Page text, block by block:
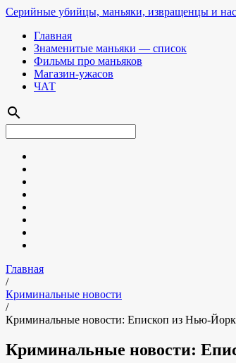
Серийные убийцы, маньяки, извращенцы и
Главная
Знаменитые маньяки — список
Фильмы про маньяков
Магазин-ужасов
ЧАТ
search
Главная
/
Криминальные новости
/
Криминальные новости: Епископ из Нью-
Криминальные новости: